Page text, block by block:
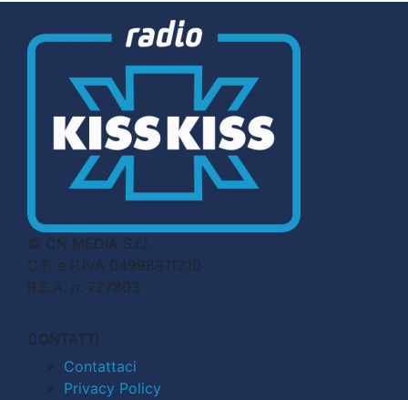
© CN MEDIA S.r.l.
C.F. e P.IVA 04998911210
R.E.A. n. 727803
CONTATTI
Contattaci
Privacy Policy